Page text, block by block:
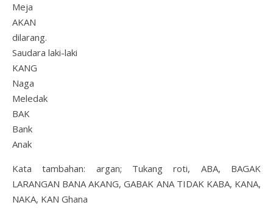
Meja
AKAN
dilarang.
Saudara laki-laki
KANG
Naga
Meledak
BAK
Bank
Anak
Kata tambahan: argan; Tukang roti, ABA, BAGAK
LARANGAN BANA AKANG, GABAK ANA TIDAK KABA, KANA,
NAKA, KAN Ghana